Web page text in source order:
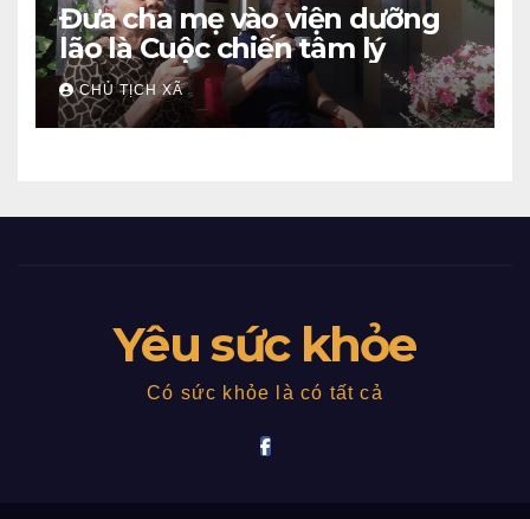
Đưa cha mẹ vào viện dưỡng
lão là Cuộc chiến tâm lý
CHỦ TỊCH XÃ
Yêu sức khỏe
Có sức khỏe là có tất cả